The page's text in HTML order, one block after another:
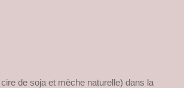
de soja et mèche naturelle) dans la